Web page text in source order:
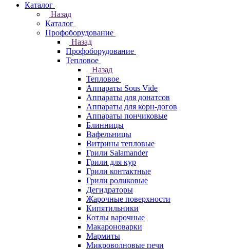
Каталог
Назад
Каталог
Профоборудование
Назад
Профоборудование
Тепловое
Назад
Тепловое
Аппараты Sous Vide
Аппараты для донатсов
Аппараты для корн-догов
Аппараты пончиковые
Блинницы
Вафельницы
Витрины тепловые
Грили Salamander
Грили для кур
Грили контактные
Грили роликовые
Дегидраторы
Жарочные поверхности
Кипятильники
Котлы варочные
Макароноварки
Мармиты
Микроволновые печи